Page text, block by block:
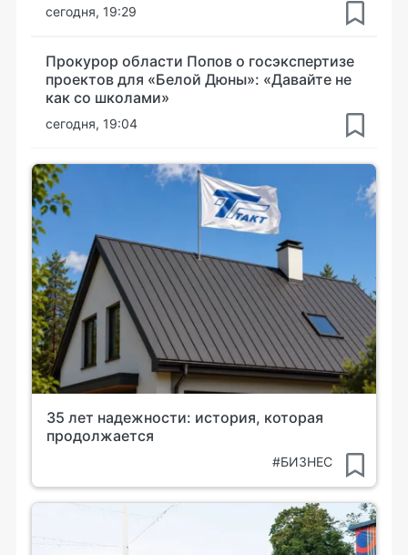
сегодня, 19:29
Прокурор области Попов о госэкспертизе
проектов для «Белой Дюны»: «Давайте не
как со школами»
сегодня, 19:04
35 лет надежности: история, которая
продолжается
#БИЗНЕС